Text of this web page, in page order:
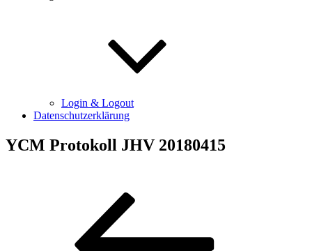
Login & Logout
Datenschutzerklärung
YCM Protokoll JHV 20180415
Beitragsnavigation